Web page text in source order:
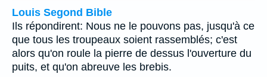
Louis Segond Bible
Ils répondirent: Nous ne le pouvons pas, jusqu'à ce
que tous les troupeaux soient rassemblés; c'est
alors qu'on roule la pierre de dessus l'ouverture du
puits, et qu'on abreuve les brebis.